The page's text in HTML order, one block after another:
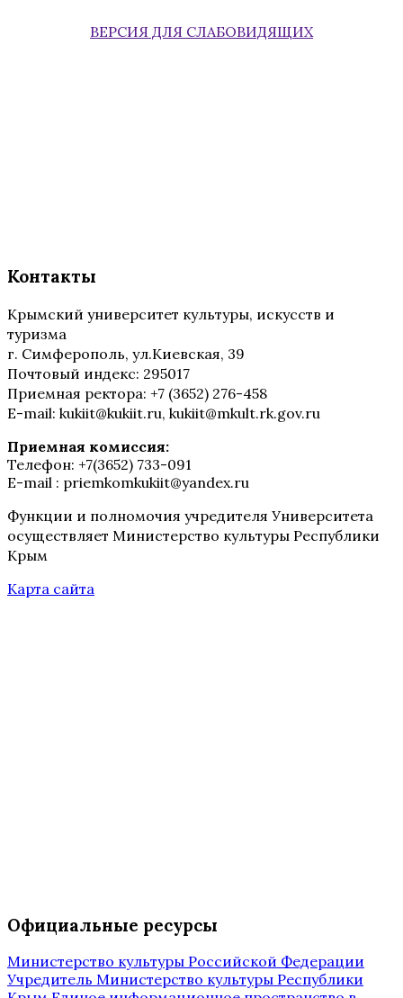
ВЕРСИЯ ДЛЯ СЛАБОВИДЯЩИХ
Контакты
Крымский университет культуры, искусств и
туризма
г. Симферополь, ул.Киевская, 39
Почтовый индекс: 295017
Приемная ректора: +7 (3652) 276-458
E-mail: kukiit@kukiit.ru, kukiit@mkult.rk.gov.ru
Приемная комиссия:
Телефон: +7(3652) 733-091
E-mail : priemkomkukiit@yandex.ru
Функции и полномочия учредителя Университета
осуществляет Министерство культуры Республики
Крым
Карта сайта
Официальные ресурсы
Министерство культуры Российской Федерации
Учредитель Министерство культуры Республики